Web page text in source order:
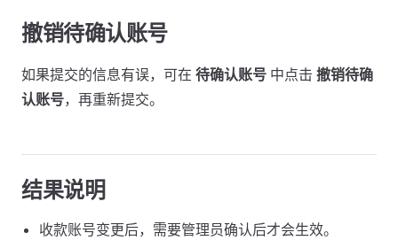
撤销待确认账号
如果提交的信息有误，可在 待确认账号 中点击 撤销待确
认账号，再重新提交。
结果说明
收款账号变更后，需要管理员确认后才会生效。